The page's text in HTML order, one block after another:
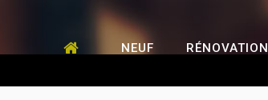
NEUF RÉNOVATION